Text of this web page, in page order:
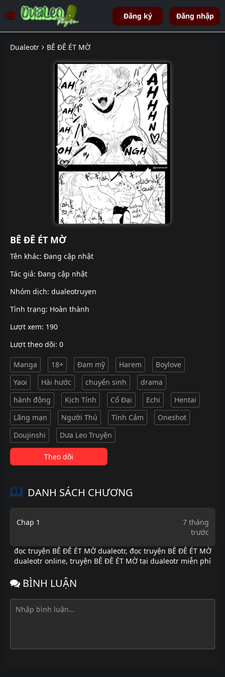
Đăng ký Đăng nhập
Dualeotr BÊ ĐÊ ÉT MỜ
BÊ ĐÊ ÉT MỜ
Tên khác: Đang cập nhật
Tác giả: Đang cập nhật
Nhóm dịch: dualeotruyen
Tình trạng: Hoàn thành
Lượt xem: 190
Lượt theo dõi: 0
Manga 18+ Đam mỹ Harem
Boylove
Yaoi
Hài hước chuyển sinh
drama
hành động
Kịch Tính Cổ Đại Echi
Hentai
Lãng mạn
Người Thú Tình Cảm
Oneshot
Doujinshi
Dưa Leo Truyện
Theo dõi
DANH SÁCH CHƯƠNG
Chap 1
7 tháng
trước
đọc truyện BÊ ĐÊ ÉT MỜ dualeotr, đọc truyện BÊ ĐÊ ÉT MỜ
dualeotr online, truyện BÊ ĐÊ ÉT MỜ tại dualeotr miễn phí
BÌNH LUẬN